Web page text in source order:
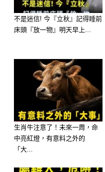
延伸閱讀
不是迷信! 今『立秋』記得睡前
床頭『放一物』明天早上...
生肖牛注意了！未來一周，命
中亮紅燈，有意料之外的
「大...